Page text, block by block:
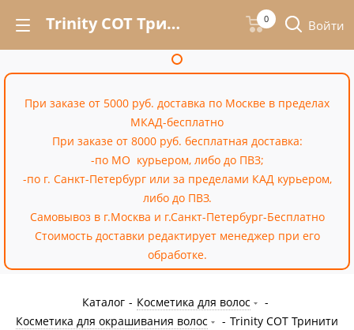
Trinity COT Тринити Стойкая краска с кератином 90 мл – купить недорого в Москве в интернет-магазине «Cossale» 0 Войти
При заказе от 5000 руб. доставка по Москве в пределах
МКАД-бесплатно
При заказе от 8000 руб. бесплатная доставка:
-по МО курьером, либо до ПВЗ;
-по г. Санкт-Петербург или за пределами КАД курьером,
либо до ПВЗ.
Самовывоз в г.Москва и г.Санкт-Петербург-Бесплатно
Стоимость доставки редактирует менеджер при его
обработке.
Каталог - Косметика для волос
-
Косметика для окрашивания волос
- Trinity COT Тринити